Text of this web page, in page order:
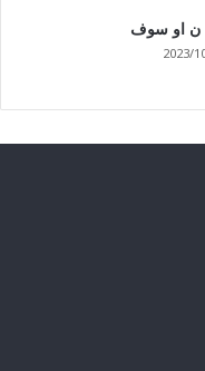
ن او سوف
2023/